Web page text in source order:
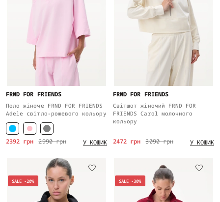
FRND FOR FRIENDS
Поло жіноче FRND FOR FRIENDS
Adele світло-рожевого кольору
2990 грн
2392 грн У КОШИК
FRND FOR FRIENDS
Світшот жіночий FRND FOR
FRIENDS Carol молочного
кольору
3090 грн
2472 грн У КОШИК
SALE -20% SALE -30%